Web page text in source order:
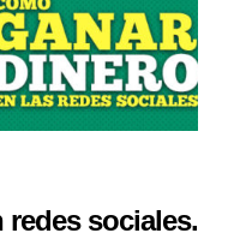
sociales.